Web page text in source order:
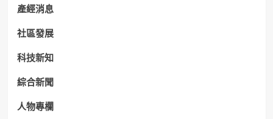
產經消息
社區發展
科技新知
綜合新聞
人物專欄